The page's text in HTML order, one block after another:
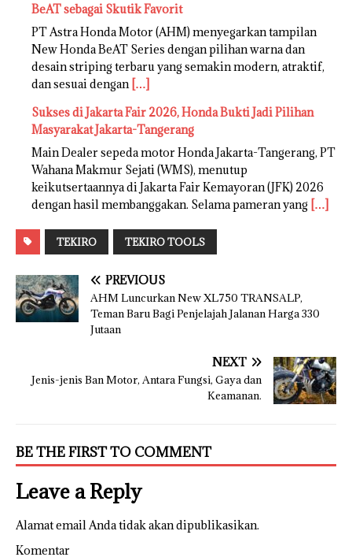
BeAT sebagai Skutik Favorit
PT Astra Honda Motor (AHM) menyegarkan tampilan
New Honda BeAT Series dengan pilihan warna dan
desain striping terbaru yang semakin modern, atraktif,
dan sesuai dengan […]
Sukses di Jakarta Fair 2026, Honda Bukti Jadi Pilihan
Masyarakat Jakarta-Tangerang
Main Dealer sepeda motor Honda Jakarta-Tangerang, PT
Wahana Makmur Sejati (WMS), menutup
keikutsertaannya di Jakarta Fair Kemayoran (JFK) 2026
dengan hasil membanggakan. Selama pameran yang […]
TEKIRO TEKIRO TOOLS
PREVIOUS
AHM Luncurkan New XL750 TRANSALP,
Teman Baru Bagi Penjelajah Jalanan Harga 330
Jutaan
NEXT
Jenis-jenis Ban Motor, Antara Fungsi, Gaya dan
Keamanan.
BE THE FIRST TO COMMENT
Leave a Reply
Alamat email Anda tidak akan dipublikasikan.
Komentar